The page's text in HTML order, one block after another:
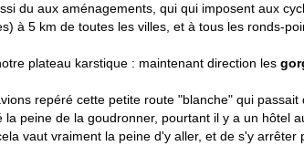
du aux aménagements, qui qui imposent aux
à 5 km de toutes les villes, et à tous les ronds-
plateau karstique : maintenant direction les
repéré cette petite route "blanche" qui
la peine de la goudronner, pourtant il y a un hôtel
vaut vraiment la peine d'y aller, et de s'y arrêter